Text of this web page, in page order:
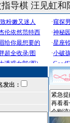
导棋 汪见虹和
发出：